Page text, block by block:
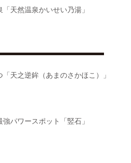
天然温泉かいせい乃湯」
「天之逆鉾（あまのさかほこ）」
パワースポット「竪石」